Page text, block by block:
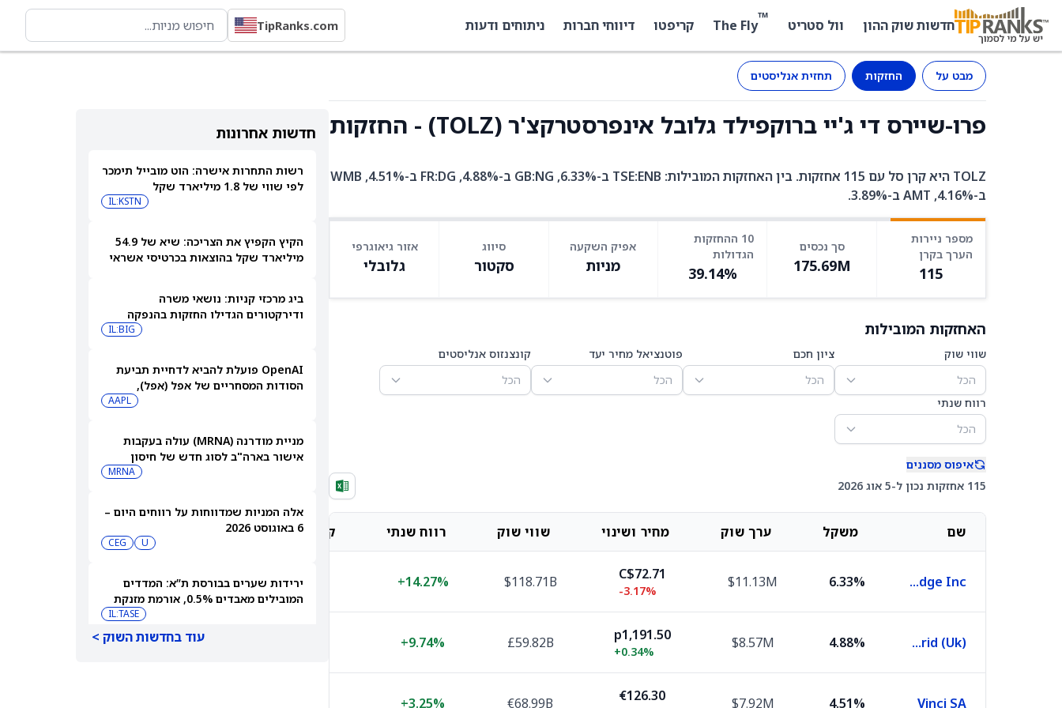
חדשות שוק ההון וול סטריט ™
The Fly קריפטו דיווחי חברות ניתוחים ודעות TipRanks.com
מבט על החזקות תחזית אנליסטים
פרו-שיירס די ג'יי ברוקפילד גלובל אינפרסטרקצ'ר (TOLZ) - החזקות
TOLZ היא קרן סל עם 115 אחזקות. בין האחזקות המובילות: TSE:ENB ב-6.33%, GB:NG ב-4.88%, FR:DG ב-4.51%, WMB
ב-4.16%, AMT ב-3.89%.
מספר ניירות
הערך בקרן
115
סך נכסים
175.69M
10 ההחזקות
הגדולות
39.14%
אפיק השקעה
מניות
סיווג
סקטור
אזור גיאוגרפי
גלובלי
האחזקות המובילות
שווי שוק
הכל
ציון חכם
הכל
פוטנציאל מחיר יעד
הכל
קונצנזוס אנליסטים
הכל
רווח שנתי
הכל
איפוס מסננים
115 אחזקות נכון ל-5 אוג 2026
שם משקל ערך שוק מחיר ושינוי שווי שוק רווח שנתי קונצנזוס אנליסטים מחיר יעד אנליסטים
Enbridge Inc
6.33%
$11.13M
C$72.71
-3.17%
$118.71B
+14.27% החזק C$78.51
National Grid (Uk)
4.88%
$8.57M
p1,191.50
+0.34%
£59.82B
+9.74%
1,374.27 p
Vinci SA
4.51%
$7.92M
€126.30
€68.99B
+3.25%
חדשות אחרונות
רשות התחרות אישרה: הוט מובייל תימכר
לפי שווי של 1.8 מיליארד שקל
IL:KSTN
הקיץ הקפיץ את הצריכה: שיא של 54.9
מיליארד שקל בהוצאות בכרטיסי אשראי
ביג מרכזי קניות: נושאי משרה
ודירקטורים הגדילו החזקות בהנפקה
IL:BIG
OpenAI פועלת להביא לדחיית תביעת
הסודות המסחריים של אפל (אפל),
שאותה כינתה "רשלנית, אגרסיבית AAPL
מניית מודרנה (MRNA) עולה בעקבות
אישור בארה"ב לסוג חדש של חיסון
MRNA
אלה המניות שמדווחות על רווחים היום –
6 באוגוסט 2026
U
CEG
ירידות שערים בבורסת ת”א: המדדים
המובילים מאבדים 0.5%, אורמת מזנקת
IL:TASE
עוד בחדשות השוק >